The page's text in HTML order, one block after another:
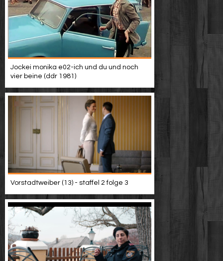
Jockei monika e02-ich und du und noch
vier beine (ddr 1981)
Vorstadtweiber (13) - staffel 2 folge 3